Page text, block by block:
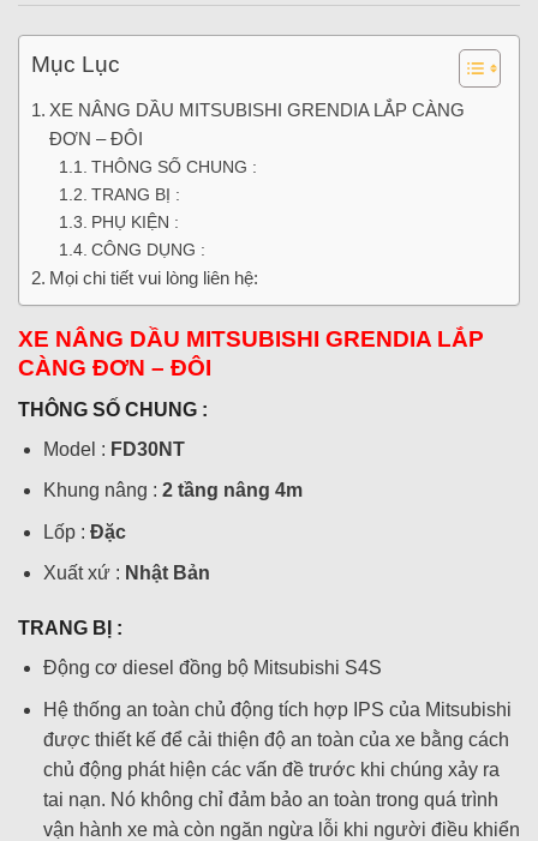
Mục Lục
XE NÂNG DẦU MITSUBISHI GRENDIA LẮP CÀNG
ĐƠN – ĐÔI
THÔNG SỐ CHUNG :
TRANG BỊ :
PHỤ KIỆN :
CÔNG DỤNG :
Mọi chi tiết vui lòng liên hệ:
XE NÂNG DẦU MITSUBISHI GRENDIA LẮP
CÀNG ĐƠN – ĐÔI
THÔNG SỐ CHUNG :
Model : FD30NT
Khung nâng : 2 tầng nâng 4m
Lốp : Đặc
Xuất xứ : Nhật Bản
TRANG BỊ :
Động cơ diesel đồng bộ Mitsubishi S4S
Hệ thống an toàn chủ động tích hợp IPS của Mitsubishi
được thiết kế để cải thiện độ an toàn của xe bằng cách
chủ động phát hiện các vấn đề trước khi chúng xảy ra
tai nạn. Nó không chỉ đảm bảo an toàn trong quá trình
vận hành xe mà còn ngăn ngừa lỗi khi người điều khiển